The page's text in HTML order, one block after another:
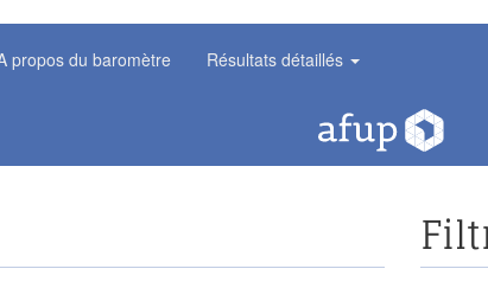
propos du baromètre Résultats détaillés